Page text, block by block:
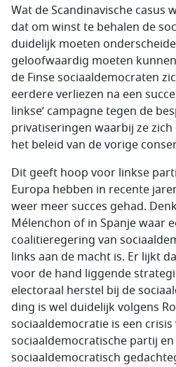
Wat de Scandinavische casus
dat om winst te behalen de
duidelijk moeten
geloofwaardig moeten
de Finse sociaaldemocraten
eerdere verliezen na een
linkse’ campagne tegen de
privatiseringen waarbij ze
het beleid van de vorige
Dit geeft hoop voor linkse
Europa hebben in recente
weer meer succes gehad.
Mélenchon of in Spanje waar
coalitieregering van
links aan de macht is. Er lijkt
voor de hand liggende
electoraal herstel bij de
ding is wel duidelijk volgens
sociaaldemocratie is een crisis
sociaaldemocratische partij
sociaaldemocratisch